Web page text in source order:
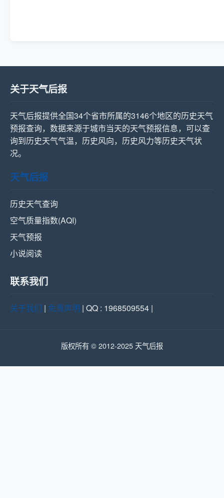
关于天气后报
天气后报提供全国34个省市所属的3146个地区的历史天气
预报查询，数据来源于城市当天的天气预报信息，可以查
询到历史天气气温，历史风向，历史风力等历史天气状
况。
天气后报
历史天气查询
空气质量指数(AQI)
天气预报
小说阅读
联系我们
关于我们 | 免责声明 | QQ : 1968509554 |
版权所有 © 2012-2025 天气后报